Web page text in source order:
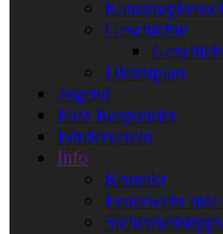
Geschichte
Dienstplan
Jugend
First Responder
Förderverein
Info
Kontakt
Feuerwehr
Sicherheitstipps